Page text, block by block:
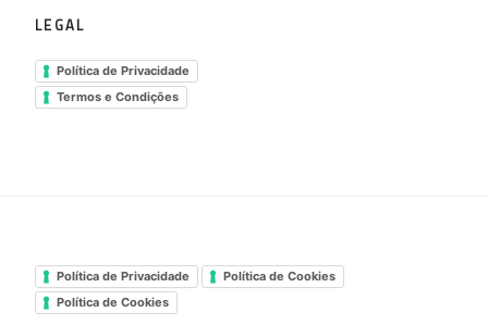
LEGAL
Política de Privacidade
Termos e Condições
Política de Privacidade
Política de Cookies
Política de Cookies